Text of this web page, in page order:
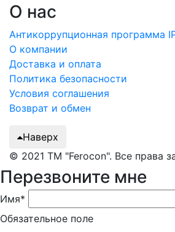
О нас
Антикоррупционная программа
О компании
Доставка и оплата
Политика безопасности
Условия соглашения
Возврат и обмен
Наверх
© 2021 ТМ "Ferocon". Все права
Перезвоните мне
Имя*
Обязательное поле